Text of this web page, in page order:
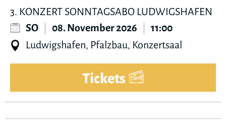
3. KONZERT SONNTAGSABO LUDWIGSHAFEN
SO
08. November 2026
11:00
Ludwigshafen, Pfalzbau, Konzertsaal
Tickets